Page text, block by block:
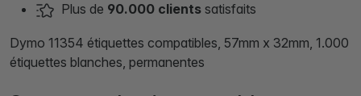
Plus de 90.000 clients satisfaits
Dymo 11354 étiquettes compatibles, 57mm x 32mm, 1.000
étiquettes blanches, permanentes